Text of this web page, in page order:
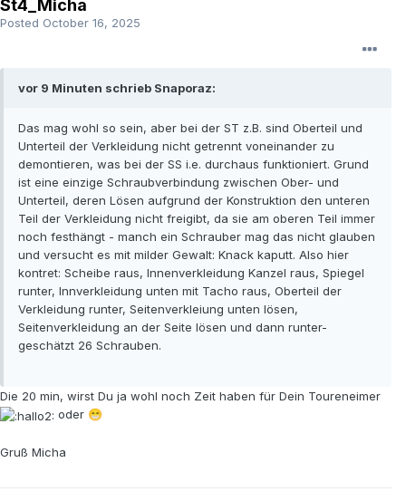
St4_Micha
Posted October 16, 2025
vor 9 Minuten schrieb Snaporaz:
Das mag wohl so sein, aber bei der ST z.B. sind Oberteil und
Unterteil der Verkleidung nicht getrennt voneinander zu
demontieren, was bei der SS i.e. durchaus funktioniert. Grund
ist eine einzige Schraubverbindung zwischen Ober- und
Unterteil, deren Lösen aufgrund der Konstruktion den unteren
Teil der Verkleidung nicht freigibt, da sie am oberen Teil immer
noch festhängt - manch ein Schrauber mag das nicht glauben
und versucht es mit milder Gewalt: Knack kaputt. Also hier
kontret: Scheibe raus, Innenverkleidung Kanzel raus, Spiegel
runter, Innverkleidung unten mit Tacho raus, Oberteil der
Verkleidung runter, Seitenverkleiung unten lösen,
Seitenverkleidung an der Seite lösen und dann runter-
geschätzt 26 Schrauben.
Die 20 min, wirst Du ja wohl noch Zeit haben für Dein Toureneimer
oder 😁
Gruß Micha